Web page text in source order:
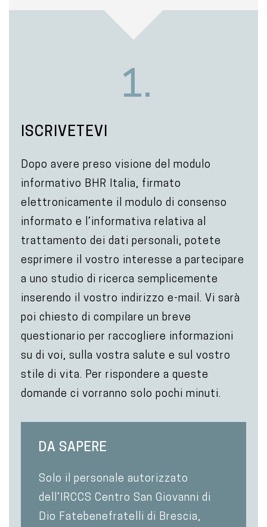
1.
ISCRIVETEVI
Dopo avere preso visione del modulo
informativo BHR Italia, firmato
elettronicamente il modulo di consenso
informato e l’informativa relativa al
trattamento dei dati personali, potete
esprimere il vostro interesse a partecipare
a uno studio di ricerca semplicemente
inserendo il vostro indirizzo e-mail. Vi sarà
poi chiesto di compilare un breve
questionario per raccogliere informazioni
su di voi, sulla vostra salute e sul vostro
stile di vita. Per rispondere a queste
domande ci vorranno solo pochi minuti.
DA SAPERE
Solo il personale autorizzato
dell’IRCCS Centro San Giovanni di
Dio Fatebenefratelli di Brescia,